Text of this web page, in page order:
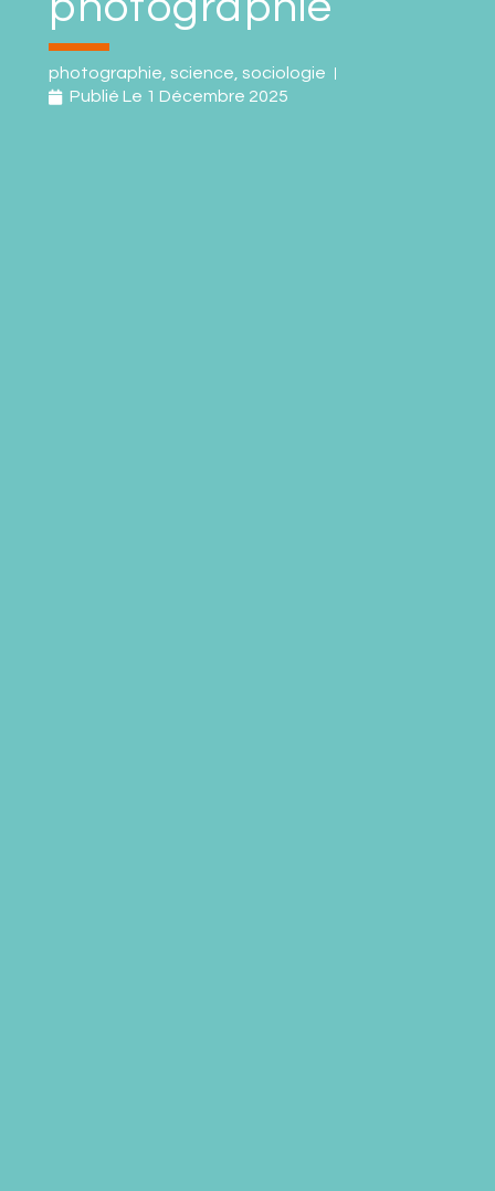
photographie ,science ,sociologie
Publié Le 1 Décembre 2025